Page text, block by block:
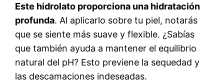
Este hidrolato proporciona una hidratación
profunda. Al aplicarlo sobre tu piel, notarás
que se siente más suave y flexible. ¿Sabías
que también ayuda a mantener el equilibrio
natural del pH? Esto previene la sequedad y
las descamaciones indeseadas.